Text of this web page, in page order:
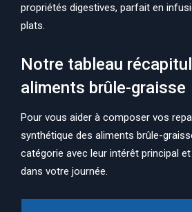
propriétés digestives, parfait en
plats.
Notre tableau
aliments brûle-graisse
Pour vous aider à composer vos
synthétique des aliments brûle-
catégorie avec leur intérêt principal
dans votre journée.